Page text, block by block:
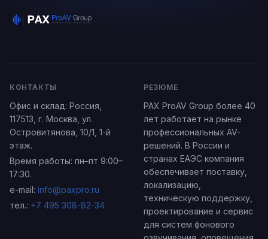
КОНТАКТЫ
Офис и склад: Россия
117513, г. Москва ул.
Островитянова, 10/1 , 1-й
этаж.
Время работы: пн–пт 9:00–
17:30.
e-mail: info@paxpro.ru
тел.: +7 495 308-82-34
РЕЗЮМЕ
PAX ProAV Group более 40
лет работает на рынке
профессиональных AV-
решений. В России и
странах ЕАЭС компания
обеспечивает поставку,
локализацию,
техническую поддержку,
проектирование и сервис
для систем фонового